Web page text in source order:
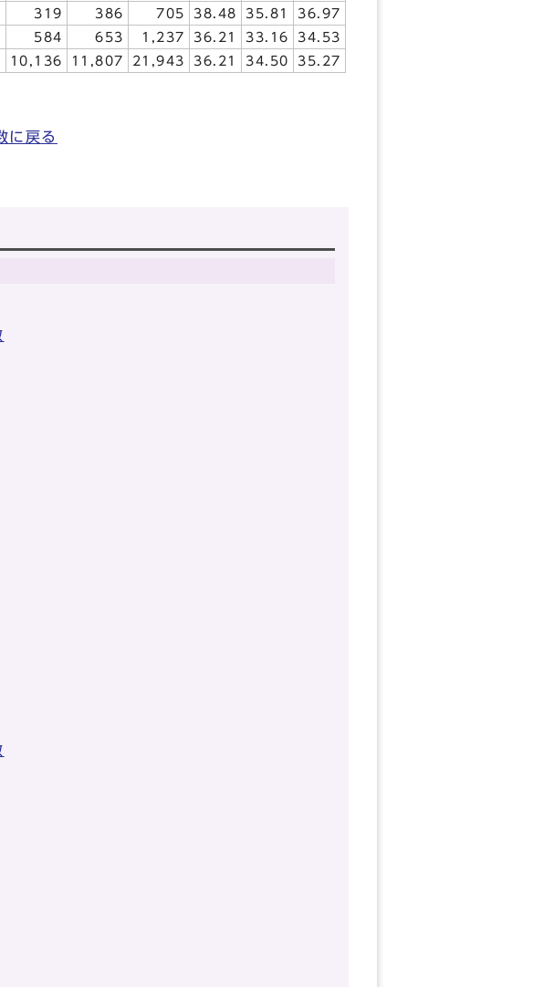
319 386 705 38.48 35.81
36.97
584 653 1,237 36.21 33.16
34.53
10,136 11,807 21,943 36.21 34.50 35.27
に戻る